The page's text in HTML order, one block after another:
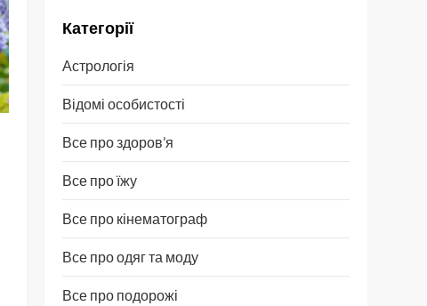
Категорії
Астрологія
Відомі особистості
Все про здоров’я
Все про їжу
Все про кінематограф
Все про одяг та моду
Все про подорожі